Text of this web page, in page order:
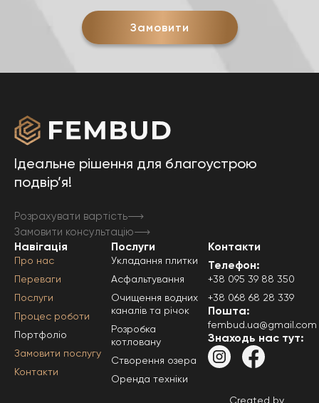
Замовити
Ідеальне рішення для благоустрою
подвір’я!
Розрахувати вартість
Замовити консультацію
Навігація
Про нас
Переваги
Послуги
Процес роботи
Портфоліо
Замовити послугу
Контакти
Послуги
Укладання плитки
Асфальтування
Очищення водних
каналів та річок
Розробка
котловану
Створення озера
Оренда техніки
Контакти
Телефон:
+38 095 39 88 350
+38 068 68 28 339
Пошта:
fembud.ua@gmail.com
Знаходь нас тут:
Created by